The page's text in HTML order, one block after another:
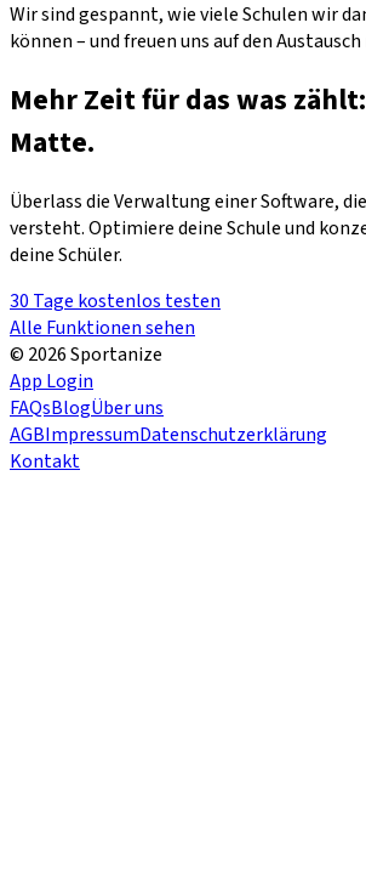
Wir sind gespannt, wie viele Schulen wir
können – und freuen uns auf den
Mehr Zeit für das was
Matte.
Überlass die Verwaltung einer Software,
versteht. Optimiere deine Schule und
deine Schüler.
30 Tage kostenlos testen
Alle Funktionen sehen
© 2026 Sportanize
App Login
FAQsBlogÜber uns
AGBImpressumDatenschutzerklärung
Kontakt